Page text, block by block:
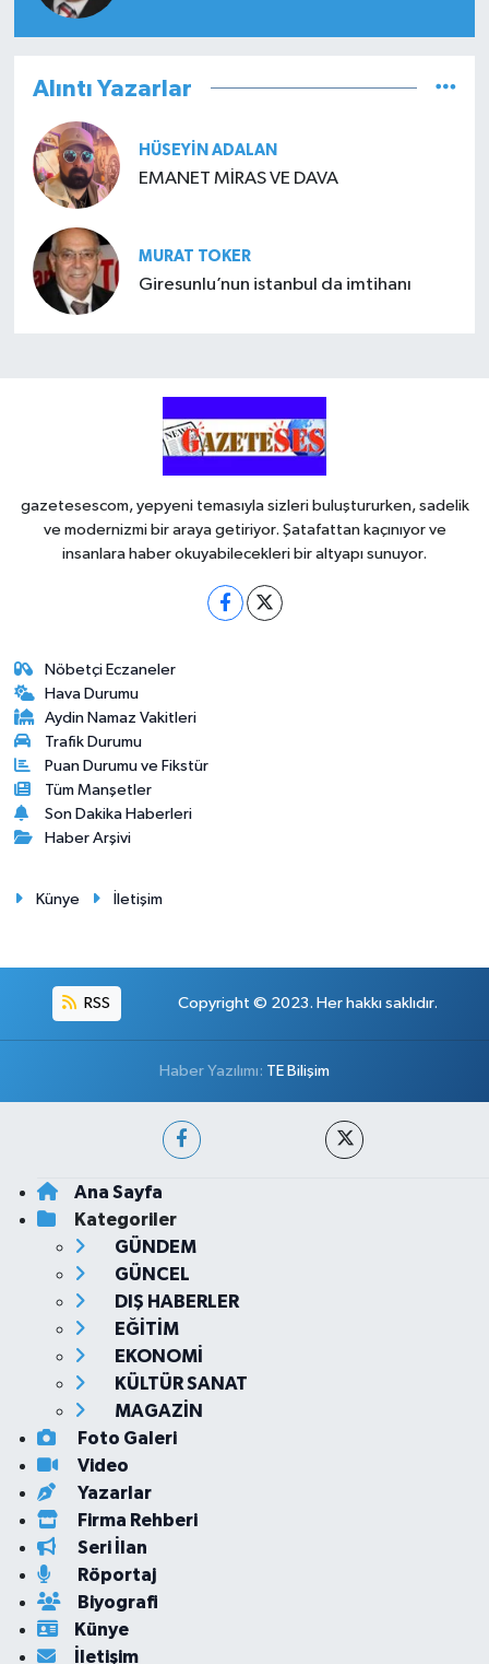
Alıntı Yazarlar
HÜSEYIN ADALAN
EMANET MİRAS VE DAVA
MURAT TOKER
Giresunlu’nun istanbul da imtihanı
gazetesescom, yepyeni temasıyla sizleri buluştururken, sadelik
ve modernizmi bir araya getiriyor. Şatafattan kaçınıyor ve
insanlara haber okuyabilecekleri bir altyapı sunuyor.
Nöbetçi Eczaneler
Hava Durumu
Aydin Namaz Vakitleri
Trafik Durumu
Puan Durumu ve Fikstür
Tüm Manşetler
Son Dakika Haberleri
Haber Arşivi
Künye İletişim
RSS Copyright © 2023. Her hakkı saklıdır.
Haber Yazılımı: TE Bilişim
Ana Sayfa
Kategoriler
GÜNDEM
GÜNCEL
DIŞ HABERLER
EĞİTİM
EKONOMİ
KÜLTÜR SANAT
MAGAZİN
Foto Galeri
Video
Yazarlar
Firma Rehberi
Seri İlan
Röportaj
Biyografi
Künye
İletişim